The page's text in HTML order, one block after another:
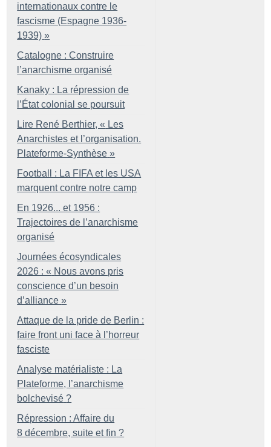
internationaux contre le
fascisme (Espagne 1936-
1939) »
Catalogne : Construire
l’anarchisme organisé
Kanaky : La répression de
l’État colonial se poursuit
Lire René Berthier, « Les
Anarchistes et l’organisation.
Plateforme-Synthèse »
Football : La FIFA et les USA
marquent contre notre camp
En 1926... et 1956 :
Trajectoires de l’anarchisme
organisé
Journées écosyndicales
2026 : « Nous avons pris
conscience d’un besoin
d’alliance »
Attaque de la pride de Berlin :
faire front uni face à l’horreur
fasciste
Analyse matérialiste : La
Plateforme, l’anarchisme
bolchevisé ?
Répression : Affaire du
8 décembre, suite et fin ?